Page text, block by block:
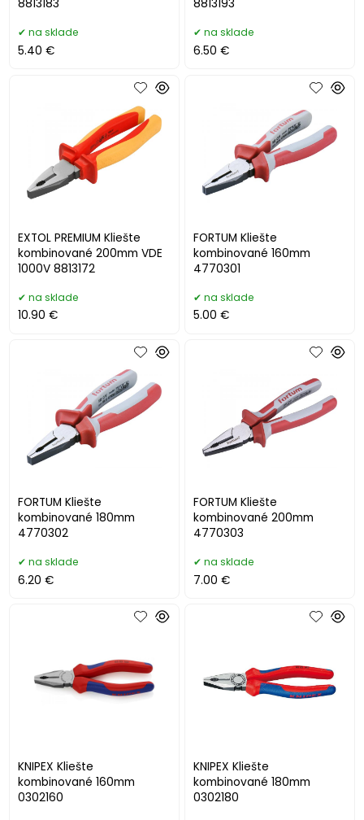
8813183
na sklade
5.40 €
8813193
na sklade
6.50 €
EXTOL PREMIUM Kliešte
kombinované 200mm VDE
1000V 8813172
na sklade
10.90 €
FORTUM Kliešte
kombinované 160mm
4770301
na sklade
5.00 €
FORTUM Kliešte
kombinované 180mm
4770302
na sklade
6.20 €
FORTUM Kliešte
kombinované 200mm
4770303
na sklade
7.00 €
KNIPEX Kliešte
kombinované 160mm
0302160
KNIPEX Kliešte
kombinované 180mm
0302180